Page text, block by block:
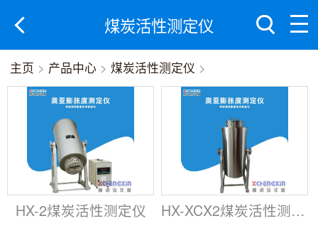
煤炭活性测定仪
主页 > 产品中心 > 煤炭活性测定仪 >
HX-2煤炭活性测定仪 HX-XCX2煤炭活性测定仪